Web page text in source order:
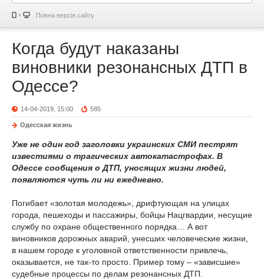
Повна версія сайту
Когда будут наказаны
виновники резонансных ДТП в
Одессе?
14-04-2019, 15:00 585
Одесская жизнь
Уже не один год заголовки украинских СМИ пестрят
известиями о трагических автокатастрофах. В
Одессе сообщения о ДТП, уносящих жизни людей,
появляются чуть ли ни ежедневно.
Погибает «золотая молодежь», дрифтующая на улицах
города, пешеходы и пассажиры, бойцы Нацгвардии, несущие
службу по охране общественного порядка… А вот
виновников дорожных аварий, унесших человеческие жизни,
в нашем городе к уголовной ответственности привлечь,
оказывается, не так-то просто. Пример тому – «зависшие»
судебные процессы по делам резонансных ДТП.